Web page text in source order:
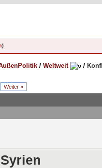
)
/ Weltweit /
Weiter »